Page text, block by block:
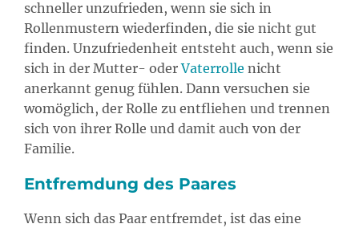
schneller unzufrieden, wenn sie sich in
Rollenmustern wiederfinden, die sie nicht gut
finden. Unzufriedenheit entsteht auch, wenn sie
sich in der Mutter- oderVaterrolle nicht
anerkannt genug fühlen. Dann versuchen sie
womöglich, der Rolle zu entfliehen und trennen
sich von ihrer Rolle und damit auch von der
Familie.
Entfremdung des Paares
Wenn sich das Paar entfremdet, ist das eine